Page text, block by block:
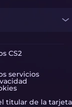
CS2
servicios
titular de la tarjeta